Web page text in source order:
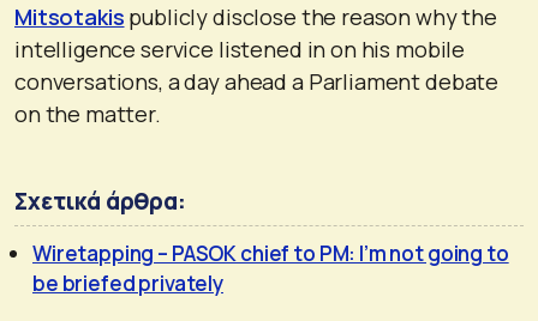
Mitsotakis publicly disclose the reason why the
intelligence service listened in on his mobile
conversations, a day ahead a Parliament debate
on the matter.
Σχετικά άρθρα:
Wiretapping – PASOK chief to PM: I’m not going to
be briefed privately